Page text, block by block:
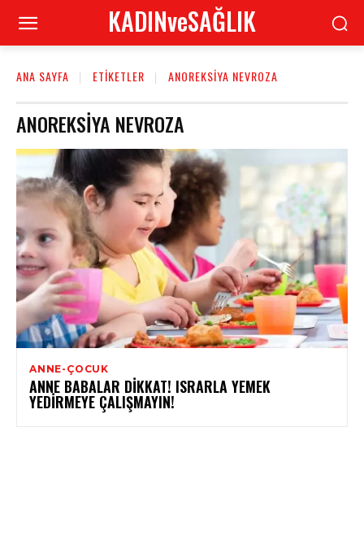
KADINveSAĞLIK
ANA SAYFA ETIKETLER ANOREKSIYA NEVROZA
ANOREKSIYA NEVROZA
ANNE-ÇOCUK
ANNE BABALAR DIKKAT! ISRARLA YEMEK
YEDIRMEYE ÇALIŞMAYIN!